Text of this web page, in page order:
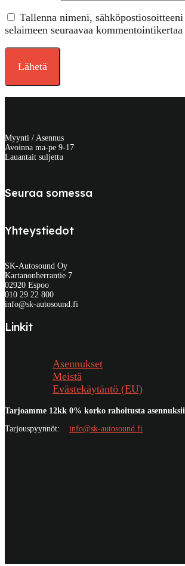
Tallenna nimeni,
selaimeen seuraavaa
Myynti / Asennus
Avoinna ma-pe 9-17
Lauantait suljettu
Seuraa somessa
Yhteystiedot
SK-Autosound Oy
Kartanonherrantie 7
02920 Espoo
010 29 22 800
info@sk-autosound.fi
Linkit
Asennukset
Meistä
Evästekäytäntö (EU)
Tarjoamme 12kk 0% korko rahoitusta
Tarjouspyynnöt: info@sk-autosound.fi